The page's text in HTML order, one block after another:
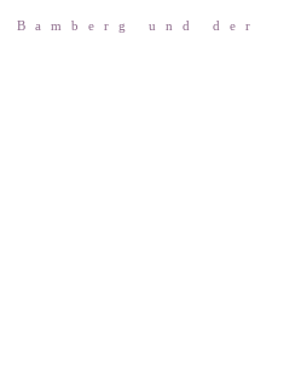
und der